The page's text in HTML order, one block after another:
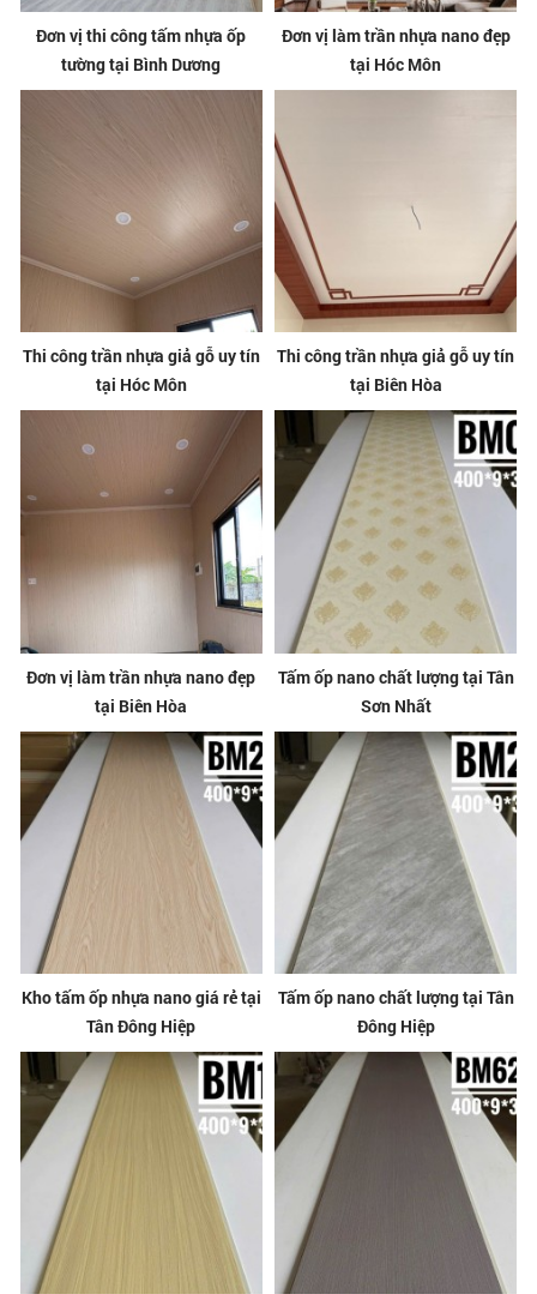
Đơn vị thi công tấm nhựa ốp
tường tại Bình Dương
Đơn vị làm trần nhựa nano đẹp
tại Hóc Môn
Thi công trần nhựa giả gỗ uy tín
tại Hóc Môn
Thi công trần nhựa giả gỗ uy tín
tại Biên Hòa
Đơn vị làm trần nhựa nano đẹp
tại Biên Hòa
Tấm ốp nano chất lượng tại Tân
Sơn Nhất
Kho tấm ốp nhựa nano giá rẻ tại
Tân Đông Hiệp
Tấm ốp nano chất lượng tại Tân
Đông Hiệp